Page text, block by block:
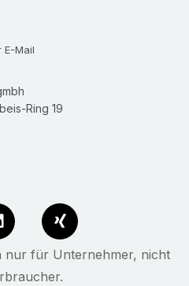
E-Mail
Ring 19
nur für Unternehmer, nicht